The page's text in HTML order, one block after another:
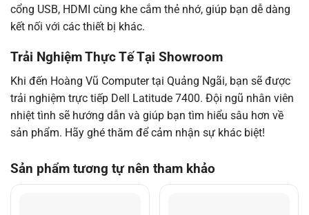
cổng USB, HDMI cùng khe cắm thẻ nhớ, giúp bạn dễ dàng
kết nối với các thiết bị khác.
Trải Nghiệm Thực Tế Tại Showroom
Khi đến Hoàng Vũ Computer tại Quảng Ngãi, bạn sẽ được
trải nghiệm trực tiếp Dell Latitude 7400. Đội ngũ nhân viên
nhiệt tình sẽ hướng dẫn và giúp bạn tìm hiểu sâu hơn về
sản phẩm. Hãy ghé thăm để cảm nhận sự khác biệt!
Sản phẩm tương tự nên tham khảo